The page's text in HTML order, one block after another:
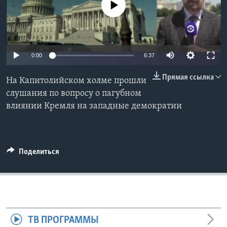
Learning English
СОЦИАЛЬНЫЕ СЕТИ
Языки
No media source currently available
0:00 6:37
Прямая ссылка
На Капитолийском холме прошли
слушания по вопросу о пагубном
влиянии Кремля на западные демократии
Поделиться
ТВ ПРОГРАММЫ